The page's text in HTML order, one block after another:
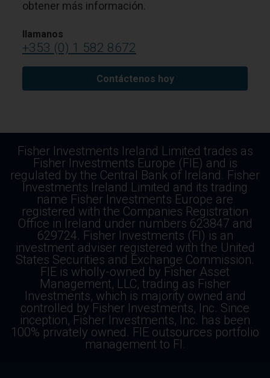
obtener más información.
llamanos
+353 (0) 1 582 8672
Contáctenos hoy
Fisher Investments Ireland Limited trades as
Fisher Investments Europe (FIE) and is
regulated by the Central Bank of Ireland. Fisher
Investments Ireland Limited and its trading
name Fisher Investments Europe are
registered with the Companies Registration
Office in Ireland under numbers 623847 and
629724. Fisher Investments (FI) is an
investment adviser registered with the United
States Securities and Exchange Commission.
FIE is wholly-owned by Fisher Asset
Management, LLC, trading as Fisher
Investments, which is majority owned and
controlled by Fisher Investments, Inc. Since
inception, Fisher Investments, Inc. has been
100% privately owned. FIE outsources portfolio
management to FI.